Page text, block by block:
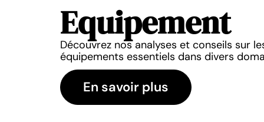
Equipement
Découvrez nos analyses et conseils sur
équipements essentiels dans divers
En savoir plus
à vapeur :
appareils pour une
éclatante
EQUIPEMENT
Quelle taille d’ampoule
plafonnier ou